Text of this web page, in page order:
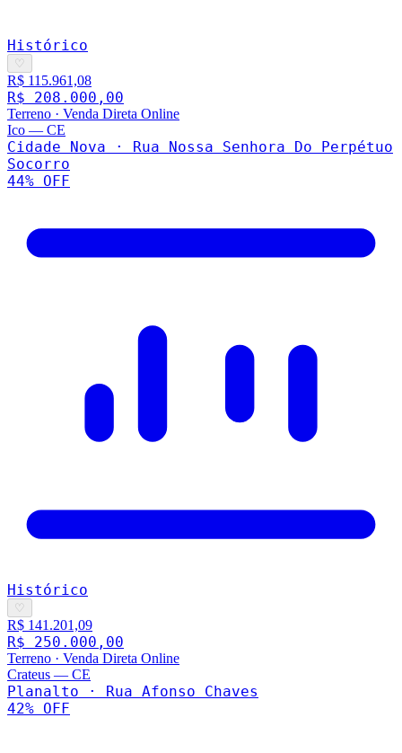
Histórico
♡
R$ 115.961,08
R$ 208.000,00
Terreno · Venda Direta Online
Ico — CE
Cidade Nova · Rua Nossa Senhora Do Perpétuo
Socorro
44% OFF
Histórico
♡
R$ 141.201,09
R$ 250.000,00
Terreno · Venda Direta Online
Crateus — CE
Planalto · Rua Afonso Chaves
42% OFF